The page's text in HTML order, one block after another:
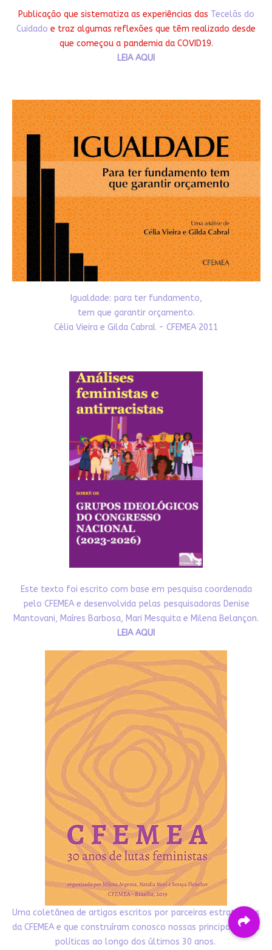
Publicação que sistematiza as experiências das Tecelãs do
Cuidado e traz algumas reflexões que têm realizado desde
que começou a pandemia da COVID19.
LEIA AQUI
Igualdade: para ter fundamento,
tem que garantir orçamento.
Célia Vieira e Gilda Cabral - CFEMEA 2011
Este texto foi escrito com base em pesquisa coordenada
pelo CFEMEA e desenvolvida pelas pesquisadoras Denise
Mantovani, Maíres Barbosa, Mari Mesquita e Milena Belançon.
LEIA AQUI
Uma coletânea de artigos escritos por parceiras estratégicas
da CFEMEA e que construíram conosco nossas principais lutas
políticas ao longo dos últimos 30 anos.